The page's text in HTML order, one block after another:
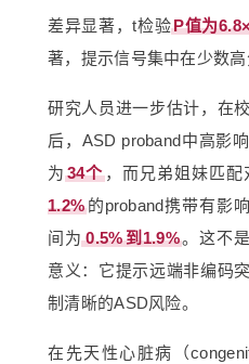
差异显著，t检验P值为
著，提示信号集中在少数高
研究人员进一步估计，在
后，ASD proband中高影
为 34个 ，而兄弟姐妹匹配
1.2% 的proband携带有影
间为 0.5%到1.9%。这不
意义：它提示远端非编码
制清晰的ASD风险。
在先天性心脏病（